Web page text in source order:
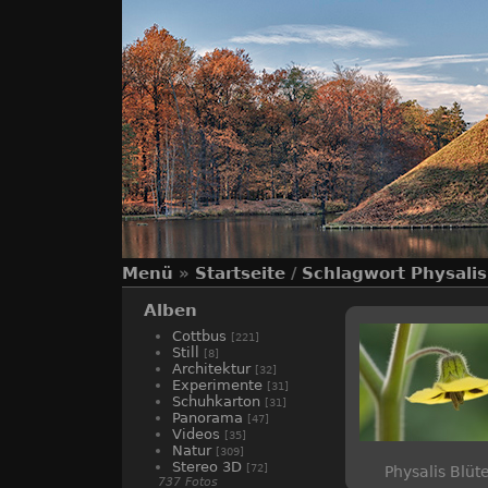
Menü » Startseite / Schlagwort Physalis
Alben
Cottbus [221]
Still [8]
Architektur [32]
Experimente [31]
Schuhkarton [31]
Panorama [47]
Videos [35]
Natur [309]
Stereo 3D [72]
737 Fotos
Physalis